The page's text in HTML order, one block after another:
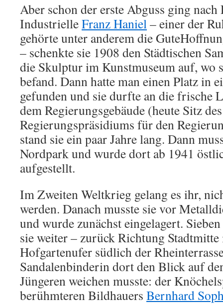
Aber schon der erste Abguss ging
IndustrielleFranz Haniel– einer der
gehörte unter anderem die
– schenkte sie 1908 den Städtischen
die Skulptur im Kunstmuseum auf, wo
befand. Dann hatte man einen Platz in
gefunden und sie durfte an die frische
dem Regierungsgebäude (heute Sitz des
Regierungspräsidiums für den
stand sie ein paar Jahre lang. Dann
Nordpark und wurde dort ab 1941
aufgestellt.
Im Zweiten Weltkrieg gelang es ihr,
werden. Danach musste sie vor
und wurde zunächst eingelagert.
sie weiter – zurück Richtung
Hofgartenufer südlich der
Sandalenbinderin dort den Blick auf
Jüngeren weichen musste: der
berühmteren Bildhauers Bernhard